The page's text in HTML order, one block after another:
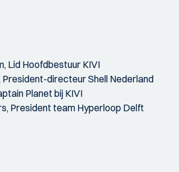
Lid Hoofdbestuur KIVI
President-directeur Shell Nederland
Planet bij KIVI
President team Hyperloop Delft